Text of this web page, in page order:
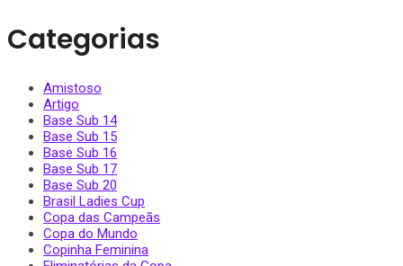
Categorias
Amistoso
Artigo
Base Sub 14
Base Sub 15
Base Sub 16
Base Sub 17
Base Sub 20
Brasil Ladies Cup
Copa das Campeãs
Copa do Mundo
Copinha Feminina